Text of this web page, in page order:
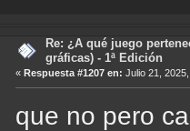
Re: ¿A qué juego
gráficas) - 1ª Edición
«Respuesta #1207 en: Julio 21,
que no pero